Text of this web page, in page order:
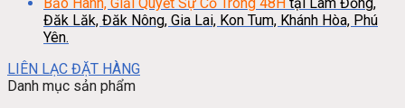
Đăk Lăk, Đăk Nông, Gia Lai, Kon Tum, Khánh Hòa, Phú
Yên.
LIÊN LẠC ĐẶT HÀNG
Danh mục sản phẩm